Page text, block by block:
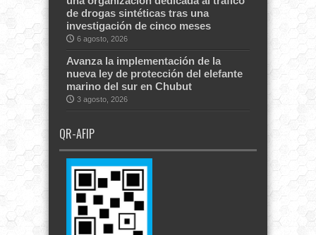
de drogas sintéticas tras una
investigación de cinco meses
6 agosto, 2026
Avanza la implementación de la
nueva ley de protección del elefante
marino del sur en Chubut
3 agosto, 2026
QR-AFIP